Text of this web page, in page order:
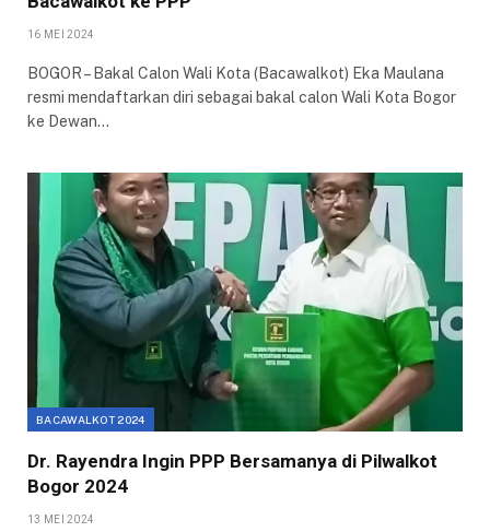
16 MEI 2024
BOGOR – Bakal Calon Wali Kota (Bacawalkot) Eka Maulana
resmi mendaftarkan diri sebagai bakal calon Wali Kota Bogor
ke Dewan…
BACAWALKOT 2024
Dr. Rayendra Ingin PPP Bersamanya di Pilwalkot
Bogor 2024
13 MEI 2024